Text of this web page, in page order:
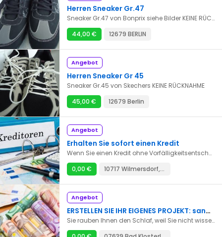
Herren Sneaker Gr.47
Sneaker Gr.47 von Bonprix siehe Bilder KEINE RÜCKNAHME
44,00 €
12679 BERLIN
Angebot
Herren Sneaker Gr 45
Sneaker Gr.45 von Skechers KEINE RÜCKNAHME
45,00 €
12679 Berlin
Angebot
Erhalten Sie sofort einen Kredit
Wenn Sie einen Kredit ohne Vorfälligkeitsentschädigung, einen Privatkredit ohne Vorabgebühren oder einen Privatkredit ohne Bearbeitungsgebühren zur Finanzierung eines Projekts benötigen, kontaktieren Sie uns direkt per E-Mail, um von unseren garantierten Dienstleistungen zu profitieren. E-Mail: danielaschulz066@gmail.com
0,00 €
10717 Wilmersdorf, Berlin
Angebot
ERSTELLEN SIE IHR EIGENES PROJEKT: sandrazenig10@gmail.com
Sie rauben Ihnen den Schlaf, weil Sie nicht wissen, wie Sie einen Kredit bekommen. * Sie suchen einen Kredit zur Schuldentilgung. * Sie suchen einen Kredit für die Gründung Ihres Unternehmens. * Sie suchen Kredite für Großprojekte. * Sie haben einen Traum und erkennen, dass er nicht realisierbar ist. Wir bieten Ihnen Finanzierungen und Investitionskredite, damit Sie Ihre Projekte endlich verwirklichen können. Kontakt: sandrazenig10@gmail.com